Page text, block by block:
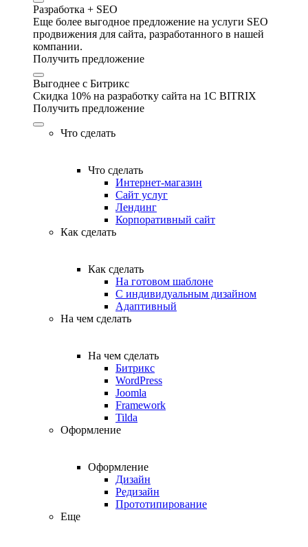
Разработка + SEO
Еще более выгодное предложение на услуги SEO
продвижения для сайта, разработанного в нашей
компании.
Получить предложение
Выгоднее с Битрикс
Скидка 10% на разработку сайта на 1C BITRIX
Получить предложение
Что сделать
Что сделать
Интернет-магазин
Сайт услуг
Лендинг
Корпоративный сайт
Как сделать
Как сделать
На готовом шаблоне
С индивидуальным дизайном
Адаптивный
На чем сделать
На чем сделать
Битрикс
WordPress
Joomla
Framework
Tilda
Оформление
Оформление
Дизайн
Редизайн
Прототипирование
Еще